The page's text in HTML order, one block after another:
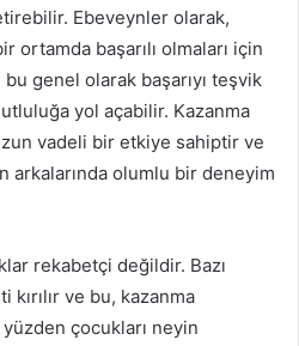
Ebeveynler olarak,
ortamda başarılı olmaları için
genel olarak başarıyı teşvik
yol açabilir. Kazanma
vadeli bir etkiye sahiptir ve
arkalarında olumlu bir deneyim
rekabetçi değildir. Bazı
ve bu, kazanma
çocukları neyin